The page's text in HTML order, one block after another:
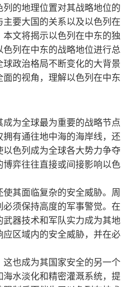
的地理位置对其战略地位的
要大国的关系以及以色列在
文将揭示以色列在中东的独
列在中东的战略地位进行总
政治格局不断变化的大背景
的视角，理解以色列在中东
为全球最为重要的战略节点
有通往地中海的海岸线，还
色列成为全球各大势力争夺
弈往往直接或间接影响以色
其面临复杂的安全威胁。周
须保持高度的军事警觉。在
器技术和军队实力成为其地
区域内的安全威胁，并在必
也成为其国家安全的另一个
水淡化和精密灌溉系统，提